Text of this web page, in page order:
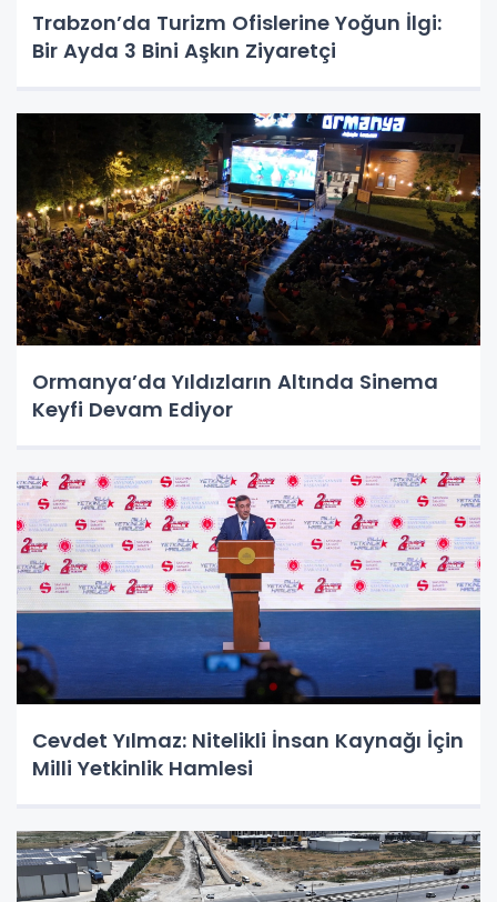
Trabzon’da Turizm Ofislerine Yoğun İlgi:
Bir Ayda 3 Bini Aşkın Ziyaretçi
Ormanya’da Yıldızların Altında Sinema
Keyfi Devam Ediyor
Cevdet Yılmaz: Nitelikli İnsan Kaynağı İçin
Milli Yetkinlik Hamlesi